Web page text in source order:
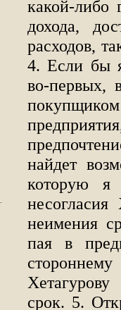
какой-либо
дохода,
расходов,
4. Если бы
во-первых,
найдет
которую я
неимения
пая в
срок. 5.